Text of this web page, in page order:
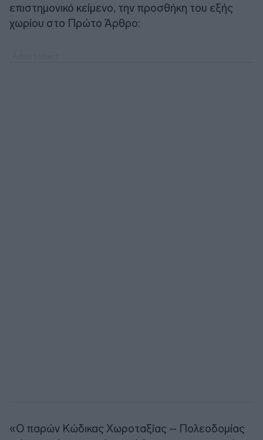
επιστημονικό κείμενο, την προσθήκη του εξής
χωρίου στο Πρώτο Άρθρο:
«Ο παρών Κώδικας Χωροταξίας – Πολεοδομίας